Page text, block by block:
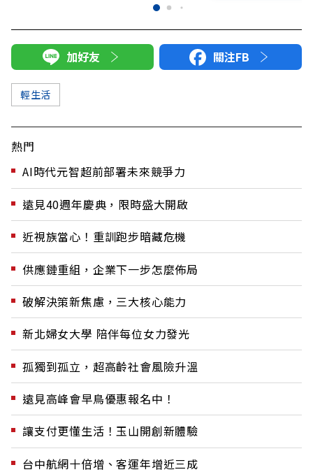
加好友 關注FB
輕生活
熱門
AI時代元智超前部署未來競爭力
遠見40週年慶典，限時盛大開啟
近視族當心！重訓跑步暗藏危機
供應鏈重組，企業下一步怎麼佈局
破解決策新焦慮，三大核心能力
新北婦女大學 陪伴每位女力發光
孤獨到孤立，超高齡社會風險升溫
遠見高峰會早鳥優惠報名中！
讓支付更懂生活！玉山開創新體驗
台中航網十倍增、客運年增近三成